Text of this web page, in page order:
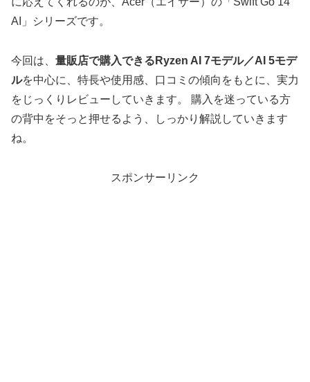
AI」シリーズです。
今回は、 量販店で購入できるRyzen AI 7モデル／AI 5モデ
ルを中心に、特長や使用感、口コミの傾向をもとに、実力
をじっくりレビューしていきます。 購入を迷っている方
の背中をそっと押せるよう、しっかり解説していきます
ね。
スポンサーリンク